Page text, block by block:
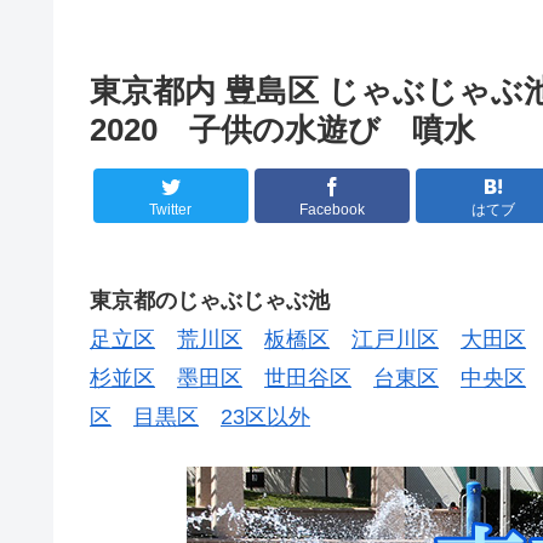
東京都内 豊島区 じゃぶじゃぶ
2020 子供の水遊び 噴水
Twitter Facebook はてブ
東京都のじゃぶじゃぶ池
足立区
荒川区 板橋区 江戸川区
大田区
杉並区
墨田区 世田谷区 台東区
中央区
区
目黒区 23区以外